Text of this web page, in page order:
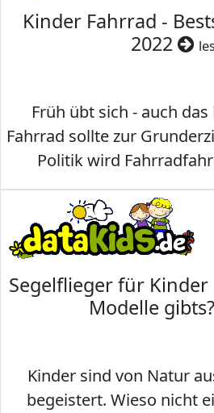
Kinder Fahrrad -
2022
Früh übt sich - auch
Fahrrad sollte zur
Politik wird
Segelflieger für
Modelle gibts?
Kinder sind von Natur
begeistert. Wieso nicht